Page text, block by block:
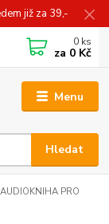
již za 39,-
Menu
Hledat
0 ks
za 0 Kč
PRO